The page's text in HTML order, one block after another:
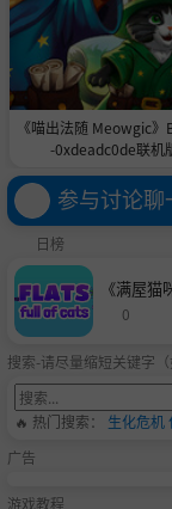
《喵出法随 Meowgic
-0xdeadc0de联机
参与讨论聊
日榜
《满屋
0
搜索-请尽量缩短关键字（
🔥 热门搜索： 生化危机
广告
游戏教程